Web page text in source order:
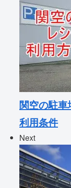
関空の駐車
利用条件
Next